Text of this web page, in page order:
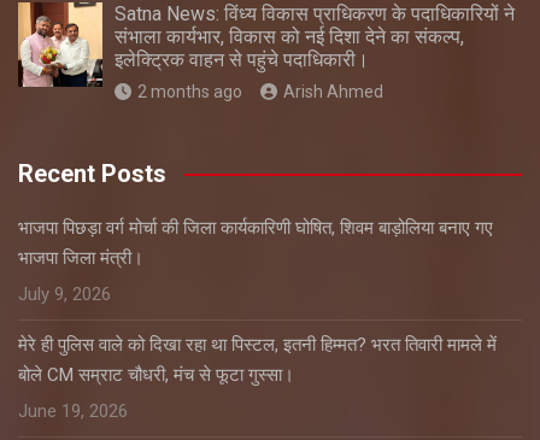
Satna News: विंध्य विकास प्राधिकरण के पदाधिकारियों ने
संभाला कार्यभार, विकास को नई दिशा देने का संकल्प,
इलेक्ट्रिक वाहन से पहुंचे पदाधिकारी।
2 months ago Arish Ahmed
Recent Posts
भाजपा पिछड़ा वर्ग मोर्चा की जिला कार्यकारिणी घोषित, शिवम बाड़ोलिया बनाए गए
भाजपा जिला मंत्री।
July 9, 2026
मेरे ही पुलिस वाले को दिखा रहा था पिस्टल, इतनी हिम्मत? भरत तिवारी मामले में
बोले CM सम्राट चौधरी, मंच से फूटा गुस्सा।
June 19, 2026